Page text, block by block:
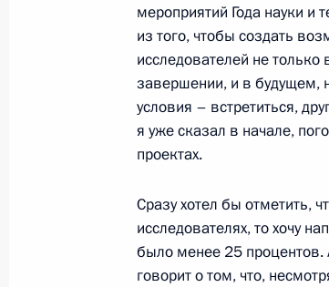
8 декабря 2021 года,
Встреча с молодыми
8 декабря 2021 года, 22:10
Совместная пресс-
Кириакосом
8 декабря 2021 года, 17:10
мероприятий Года науки и
из того, чтобы создать
исследователей не только
завершении, и в будущем,
условия – встретиться,
я уже сказал в начале,
проектах.
Сразу хотел бы отметить,
исследователях, то хочу
было менее 25 процентов.
говорит о том, что,